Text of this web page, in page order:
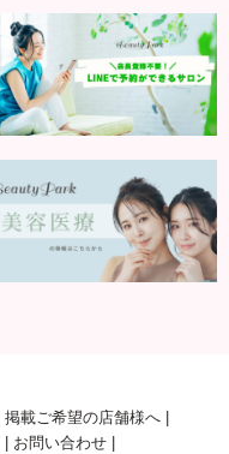
掲載ご希望の店舗様へ
お問い合わせ